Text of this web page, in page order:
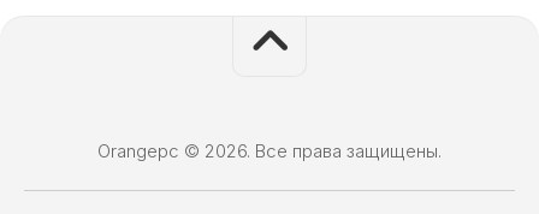
Orangepc © 2026. Все права защищены.